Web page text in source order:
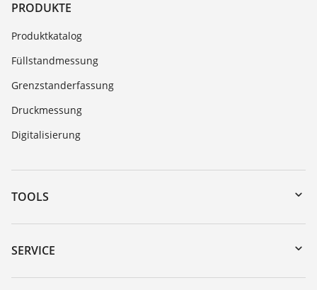
PRODUKTE
Produktkatalog
Füllstandmessung
Grenzstanderfassung
Druckmessung
Digitalisierung
TOOLS
Download-Center
Gerätesuche (Seriennummer)
SERVICE
Geräterücksendung